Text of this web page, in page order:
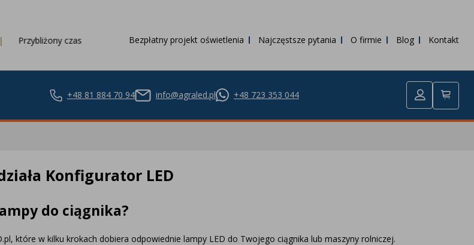
czas dostawy 3 dni roboczeBezpłatny projekt oświetlenia Najczęstsze pytania O firmie Blog Kontakt
+48 81 884 70 94 info@agraled.pl +48 723 353 044
Konfigurator LED
do ciągnika?
które w kilku krokach dobiera odpowiednie lampy LED do Twojego ciągnika lub maszyny rolniczej.